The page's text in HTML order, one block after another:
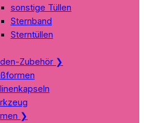
sonstige Tüllen
Sternband
Sterntüllen
Zubehör ❯
❯